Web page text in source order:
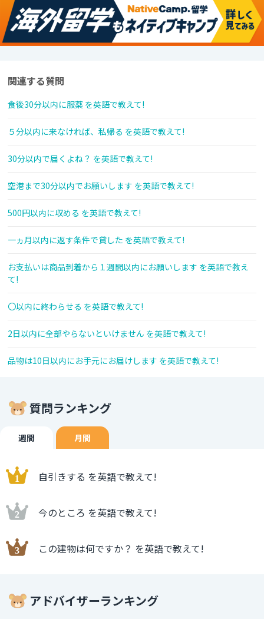
関連する質問
食後30分以内に服薬 を英語で教えて!
５分以内に来なければ、私帰る を英語で教えて!
30分以内で届くよね？ を英語で教えて!
空港まで30分以内でお願いします を英語で教えて!
500円以内に収める を英語で教えて!
一ヵ月以内に返す条件で貸した を英語で教えて!
お支払いは商品到着から１週間以内にお願いします を英語で教え
て!
〇以内に終わらせる を英語で教えて!
2日以内に全部やらないといけません を英語で教えて!
品物は10日以内にお手元にお届けします を英語で教えて!
質問ランキング
週間 月間
自引きする を英語で教えて!
今のところ を英語で教えて!
この建物は何ですか？ を英語で教えて!
アドバイザーランキング